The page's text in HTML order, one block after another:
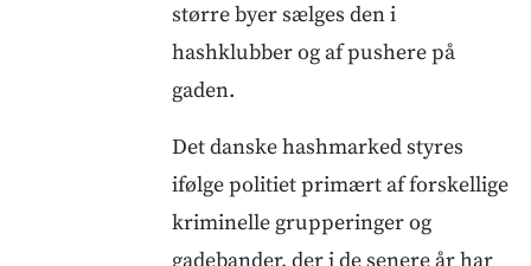
større byer sælges den i
hashklubber og af pushere på
gaden.
Det danske hashmarked styres
ifølge politiet primært af forskellige
kriminelle grupperinger og